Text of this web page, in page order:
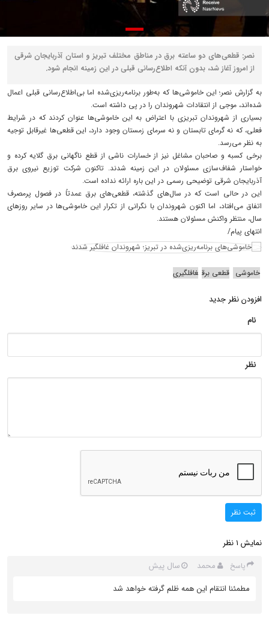
نصر: قطعی‌های دو ساعته برق در مناطق مختلف تبریز و استان آذربایجان شرقی
از امروز آغاز شد، بدون آنکه اطلاع‌رسانی قبلی در این زمینه انجام شود.
به گزارش نصر؛ این خاموشی‌ها که به‌طور برنامه‌ریزی‌شده اما بی‌اطلاع‌رسانی قبلی اعمال
شده‌اند، موجی از انتقادات شهروندان را در پی داشته است.
بسیاری از شهروندان تبریزی با اعتراض به این خاموشی‌ها عنوان کردند که در شرایط
فعلی، که نه گرمای تابستان و نه سرمای زمستان وجود دارد، این قطعی‌ها غیرقابل توجیه
به نظر می‌رسد.
برخی کسبه و صاحبان مشاغل نیز از خسارات ناشی از قطع ناگهانی برق گلایه کرده و
خواستار شفاف‌سازی مسئولان در این زمینه شدند. تاکنون شرکت توزیع نیروی برق
آذربایجان شرقی توضیحی رسمی در این باره ارائه نداده است.
این در حالی است که در سال‌های گذشته، قطعی‌های برق عمدتاً در فصول پرمصرف
اتفاق می‌افتاد، اما اکنون شهروندان با نگرانی از تکرار این خاموشی‌ها در سایر روزهای
سال، منتظر واکنش مسئولان هستند.
انتهای پیام/
خاموشی قطعی برق غافلگیری
افزودن نظر جدید
نام
نظر
ثبت نظر
نمایش 1 نظر
پاسخ محمد
سال پیش
مطمئنا انتقام این همه ظلم گرفته خواهد شد